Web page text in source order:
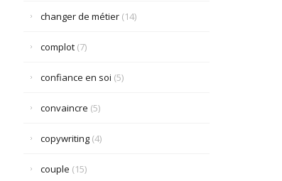
changer de métier(14)
complot(7)
confiance en soi (5)
convaincre (5)
copywriting(4)
couple (15)